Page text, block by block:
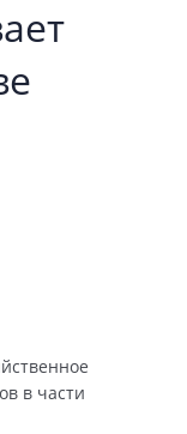
в части